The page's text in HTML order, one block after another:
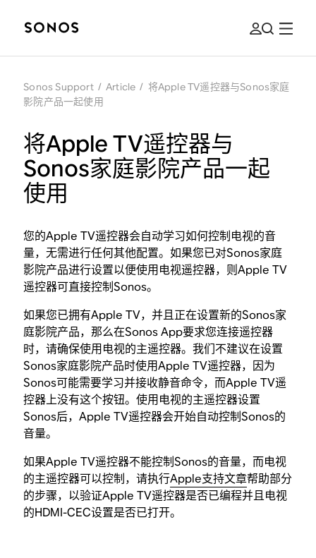
Sonos Support / Article / 将Apple TV遥控器与Sonos家庭
影院产品一起使用
将Apple TV遥控器与
Sonos家庭影院产品一起
使用
您的Apple TV遥控器会自动学习如何控制电视的音
量，无需进行任何其他配置。如果您已对Sonos家庭
影院产品进行设置以便使用电视遥控器，则Apple TV
遥控器可直接控制Sonos。
如果您已拥有Apple TV，并且正在设置新的Sonos家
庭影院产品，那么在Sonos App要求您连接遥控器
时，请确保使用电视的主遥控器。我们不建议在设置
Sonos家庭影院产品时使用Apple TV遥控器，因为
Sonos可能需要学习并接收静音命令，而Apple TV遥
控器上没有这个按钮。使用电视的主遥控器设置
Sonos后，Apple TV遥控器会开始自动控制Sonos的
音量。
如果Apple TV遥控器不能控制Sonos的音量，而电视
的主遥控器可以控制，请执行Apple支持文章帮助部分
的步骤，以验证Apple TV遥控器是否已编程并且电视
的HDMI-CEC设置是否已打开。